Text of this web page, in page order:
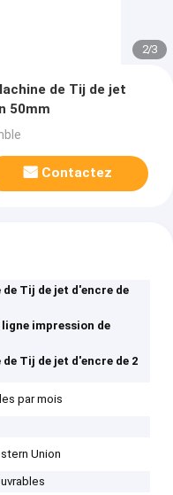
2/3
de Tij de jet
50mm
Contactez
Tij de jet d'encre de
impression de
Tij de jet d'encre de 2
par mois
Union